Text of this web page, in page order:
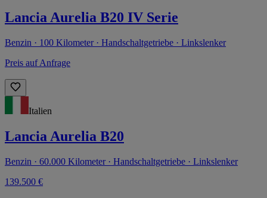
Lancia Aurelia B20 IV Serie
Benzin · 100 Kilometer · Handschaltgetriebe · Linkslenker
Preis auf Anfrage
Italien
Lancia Aurelia B20
Benzin · 60.000 Kilometer · Handschaltgetriebe · Linkslenker
139.500 €